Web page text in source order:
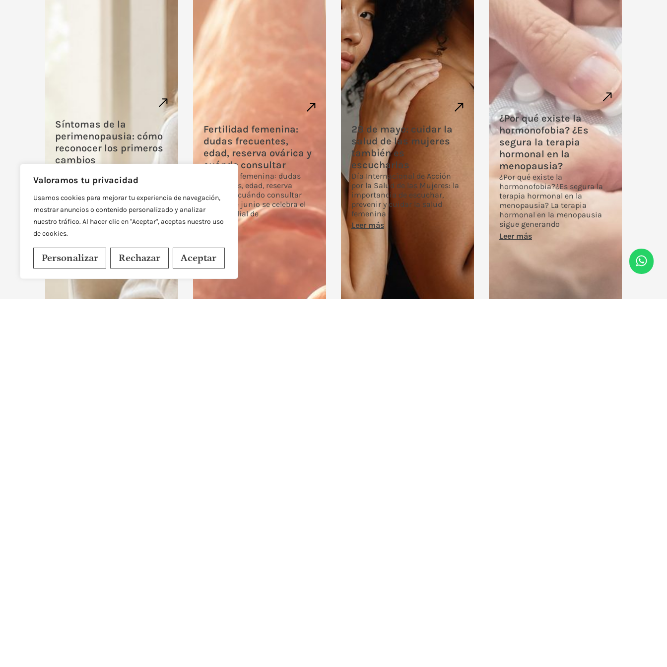
Valoramos tu privacidad
Usamos cookies para mejorar tu experiencia de navegación,
mostrar anuncios o contenido personalizado y analizar
nuestro tráfico. Al hacer clic en "Aceptar", aceptas nuestro uso
de cookies.
Personalizar Rechazar Aceptar
Síntomas de la
perimenopausia: cómo
reconocer los primeros
cambios
perimenopausia: cómo
cambios ¿Tu menstruación ya
no llega con la misma
regularidad, duermes peor,
Leer más
Fertilidad femenina:
dudas frecuentes,
edad, reserva ovárica y
cuándo consultar
Fertilidad femenina: dudas
frecuentes, edad, reserva
ovárica y cuándo consultar
Cada 4 de junio se celebra el
Día Mundial de
Leer más
28 de mayo: cuidar la
salud de las mujeres
también es
escucharlas
Día Internacional de Acción
por la Salud de las Mujeres: la
importancia de escuchar,
prevenir y cuidar la salud
femenina
Leer más
¿Por qué existe la
hormonofobia? ¿Es
segura la terapia
hormonal en la
menopausia?
¿Por qué existe la
hormonofobia?¿Es segura la
terapia hormonal en la
menopausia? La terapia
hormonal en la menopausia
sigue generando
Leer más